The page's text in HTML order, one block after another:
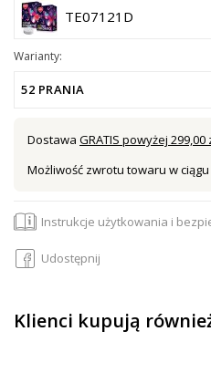
TE07121D
Warianty:
52 PRANIA
Dostawa GRATIS powyżej 299,00
Możliwość zwrotu towaru w ciągu
Instrukcje użytkowania i
Udostępnij
Klienci kupują